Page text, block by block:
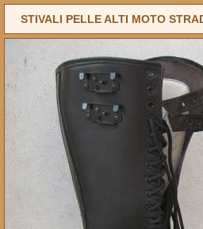
STIVALI PELLE ALTI MOTO